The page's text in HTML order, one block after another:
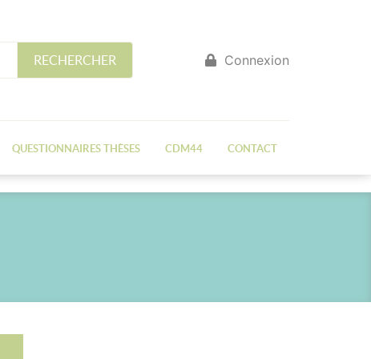
RECHERCHER Connexion
QUESTIONNAIRES THÈSES CDM44 CONTACT